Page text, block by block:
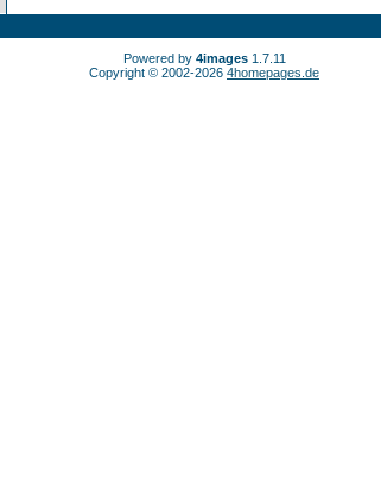
Powered by 4images1.7.11
Copyright © 2002-2026 4homepages.de